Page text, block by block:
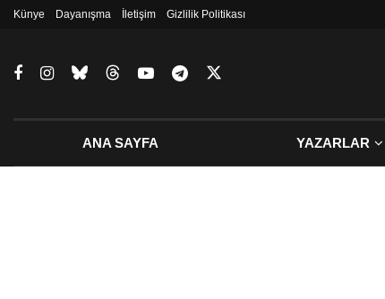
Künye Dayanışma İletişim Gizlilik Politikası
ANA SAYFA YAZARLAR